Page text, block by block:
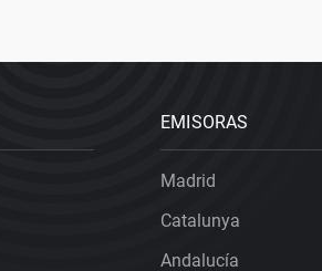
EMISORAS
Madrid
Catalunya
Andalucía